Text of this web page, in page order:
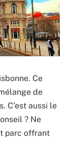
Ce
de
C’est aussi le
? Ne
parc offrant